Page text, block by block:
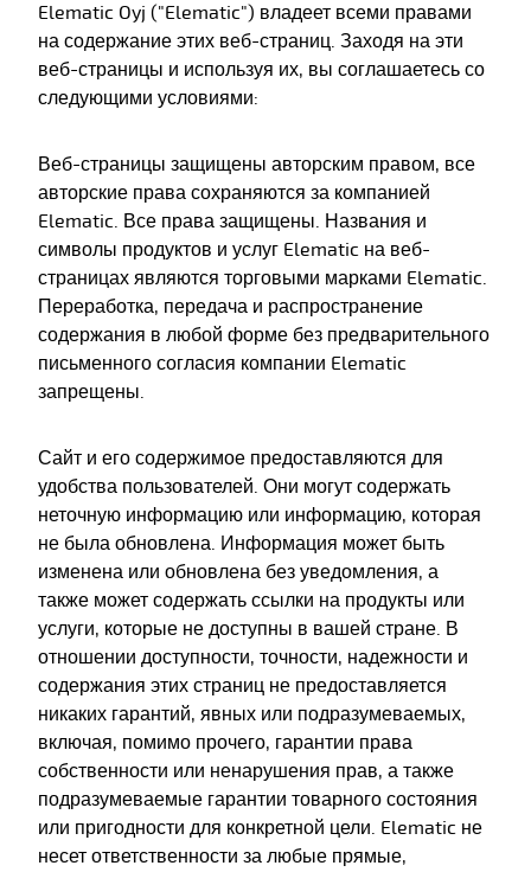
Elematic Oyj ("Elematic") владеет всеми правами
на содержание этих веб-страниц. Заходя на эти
веб-страницы и используя их, вы соглашаетесь со
следующими условиями:
Веб-страницы защищены авторским правом, все
авторские права сохраняются за компанией
Elematic. Все права защищены. Названия и
символы продуктов и услуг Elematic на веб-
страницах являются торговыми марками Elematic.
Переработка, передача и распространение
содержания в любой форме без предварительного
письменного согласия компании Elematic
запрещены.
Сайт и его содержимое предоставляются для
удобства пользователей. Они могут содержать
неточную информацию или информацию, которая
не была обновлена. Информация может быть
изменена или обновлена без уведомления, а
также может содержать ссылки на продукты или
услуги, которые не доступны в вашей стране. В
отношении доступности, точности, надежности и
содержания этих страниц не предоставляется
никаких гарантий, явных или подразумеваемых,
включая, помимо прочего, гарантии права
собственности или ненарушения прав, а также
подразумеваемые гарантии товарного состояния
или пригодности для конкретной цели. Elematic не
несет ответственности за любые прямые,